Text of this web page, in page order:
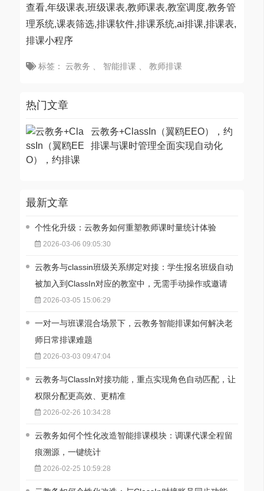
查看,年级课表,班级课表,教师课表,教室调度,教务管
理系统,课表筛选,排课软件,排课系统,ai排课,排课表,
排课小程序
标签： 云教务 智能排课 教师排课
热门文章
云教务+ClassIn（翼鸥EEO），约
排课与课时管理全面实现自动化
最新文章
个性化升级：云教务如何重塑教师课时量统计体验
2026-03-06 09:05:30
云教务与classin班级关系绑定对接：学生报名班级自动
被加入到ClassIn对应的教室中，无需手动操作或邀请
2026-03-05 15:06:29
一对一与班课混合场景下，云教务智能排课如何解决老
师日常排课难题
2026-03-03 09:47:04
云教务与ClassIn对接功能，重点实现角色自动匹配，让
权限分配更高效、更精准
2026-02-26 10:34:28
云教务如何个性化改造智能排课模块：调课代课全程留
痕溯源，一键统计
2026-02-25 10:59:28